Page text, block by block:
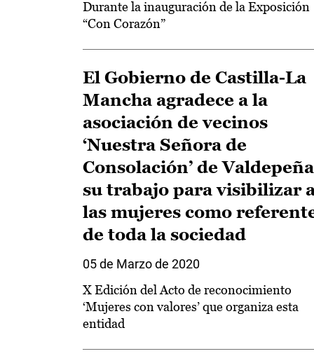
Durante la inauguración de la Exposición
“Con Corazón”
El Gobierno de Castilla-La
Mancha agradece a la
asociación de vecinos
‘Nuestra Señora de
Consolación’ de
su trabajo para visibilizar
las mujeres como
de toda la sociedad
05 de Marzo de 2020
X Edición del Acto de reconocimiento
‘Mujeres con valores’ que organiza esta
entidad